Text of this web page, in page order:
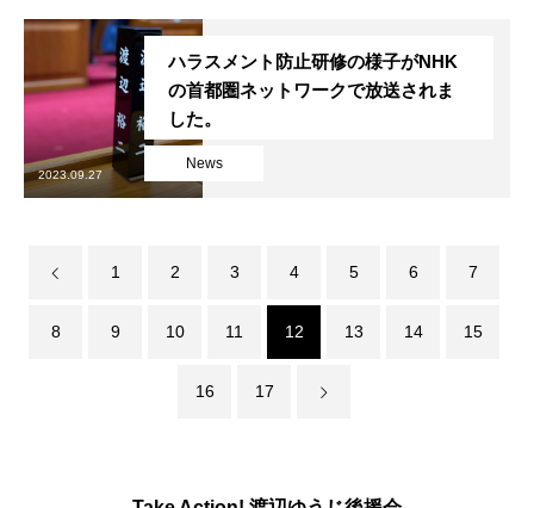
News
ハラスメント防止研修の様子がNHK
の首都圏ネットワークで放送されま
した。
2023.09.27
1 2 3 4 5 6 7
8 9 10 11 12 13 14 15
16 17